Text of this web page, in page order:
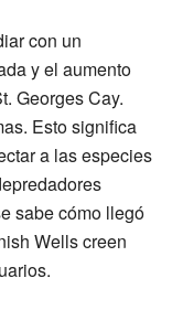
con un
y el aumento
Georges Cay.
Esto significa
a las especies
sabe cómo llegó
Wells creen